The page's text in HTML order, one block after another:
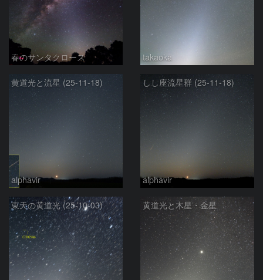
春のサンタクロース takaoka
黄道光と流星 (25-11-18)
alphavir
しし座流星群 (25-11-18)
alphavir
東天の黄道光 (25-10-03) 黄道光と木星・金星